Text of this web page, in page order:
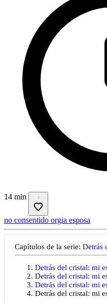
14 min
no consentido orgia esposa
Capítulos de la serie: Detrás
Detrás del cristal: mi
Detrás del cristal: mi
Detrás del cristal: mi
Detrás del cristal: mi